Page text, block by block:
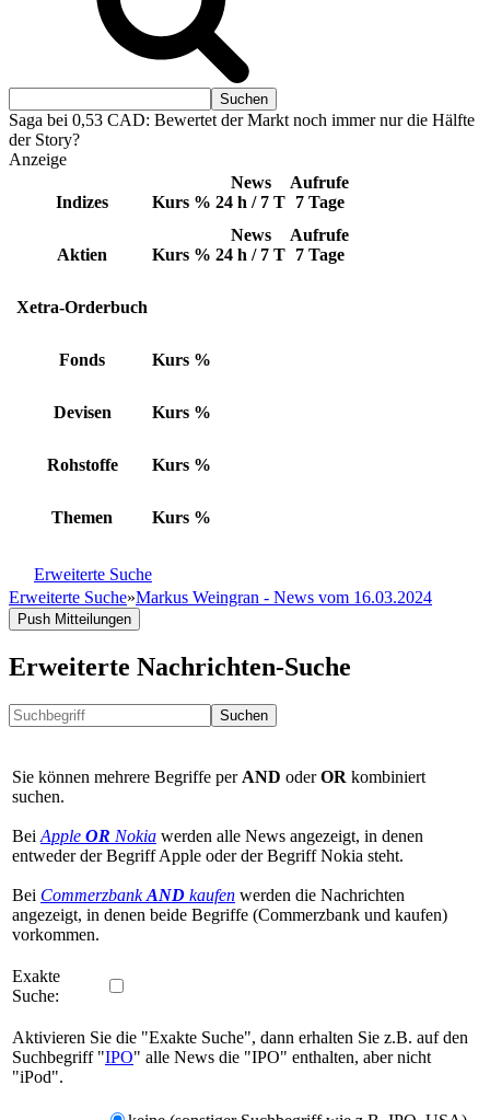
Saga bei 0,53 CAD: Bewertet der Markt noch immer nur die Hälfte
der Story?
Anzeige
Indizes Kurs %
News
24 h / 7 T
Aufrufe
7 Tage
Aktien Kurs %
News
24 h / 7 T
Aufrufe
7 Tage
Xetra-Orderbuch
Fonds Kurs %
Devisen Kurs %
Rohstoffe Kurs %
Themen Kurs %
Erweiterte Suche
Erweiterte Suche»Markus Weingran - News vom 16.03.2024
Push Mitteilungen
Erweiterte Nachrichten-Suche
Suchen
Sie können mehrere Begriffe per AND oderOR kombiniert
suchen.
Bei Apple OR Nokia werden alle News angezeigt, in denen
entweder der Begriff Apple oder der Begriff Nokia steht.
Bei CommerzbankAND kaufen werden die Nachrichten
angezeigt, in denen beide Begriffe (Commerzbank und kaufen)
vorkommen.
Exakte
Suche:
Aktivieren Sie die "Exakte Suche", dann erhalten Sie z.B. auf den
Suchbegriff "IPO" alle News die "IPO" enthalten, aber nicht
"iPod".